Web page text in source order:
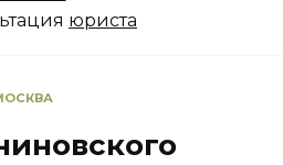
юриста